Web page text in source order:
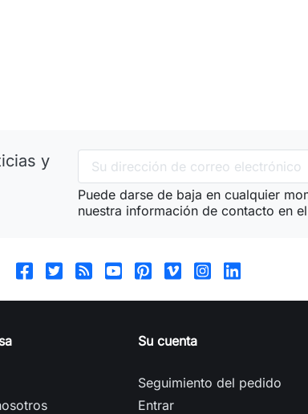
y
Puede darse de baja en cualquier
nuestra información de contacto en
Su cuenta
Seguimiento del pedido
Entrar